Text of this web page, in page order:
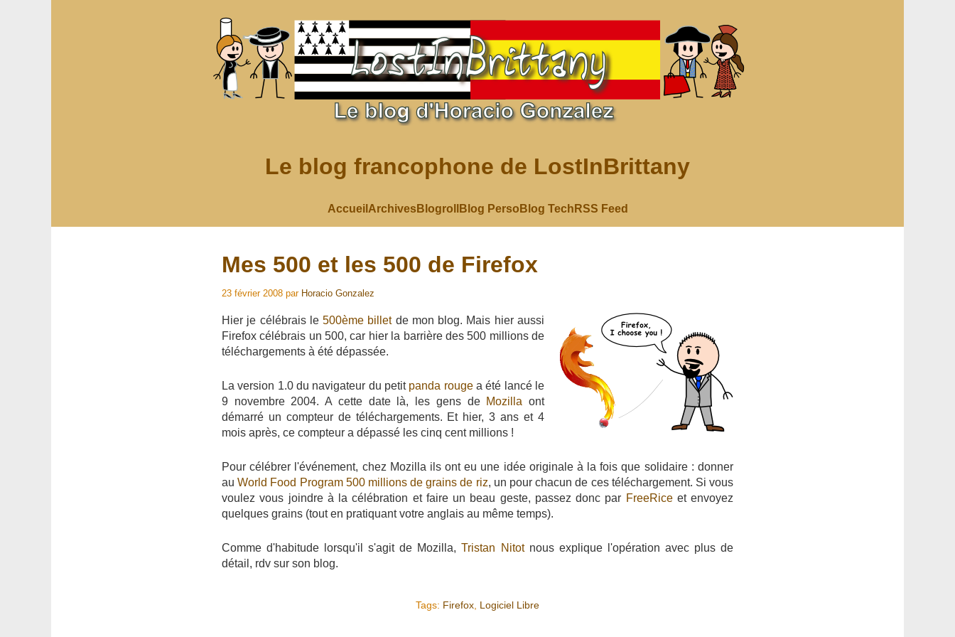
Le blog francophone de LostInBrittany
Accueil ArchivesBlogroll Blog Perso Blog Tech RSS Feed
Mes 500 et les 500 de Firefox
23 février 2008 par Horacio Gonzalez
Hier je célébrais le500ème billetde mon blog. Mais hier aussi
Firefox célébrais un 500, car hier la barrière des 500 millions de
téléchargements à été dépassée.
La version 1.0 du navigateur du petit panda rougea été lancé le
9 novembre 2004. A cette date là, les gens de Mozilla ont
démarré un compteur de téléchargements. Et hier, 3 ans et 4
mois après, ce compteur a dépassé les cinq cent millions !
Pour célébrer l'événement, chez Mozilla ils ont eu une idée originale à la fois que solidaire : donner
auWorld Food Program 500 millions de grains de riz, un pour chacun de ces téléchargement. Si vous
voulez vous joindre à la célébration et faire un beau geste, passez donc par FreeRiceet envoyez
quelques grains (tout en pratiquant votre anglais au même temps).
Comme d'habitude lorsqu'il s'agit de Mozilla,Tristan Nitotnous explique l'opération avec plus de
détail, rdv sur son blog.
Tags: Firefox Logiciel Libre